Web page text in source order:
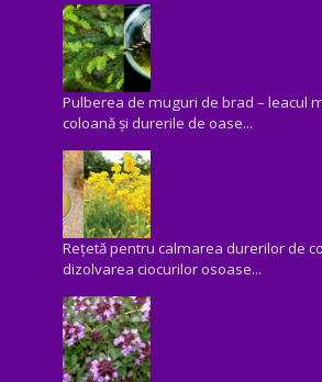
Pulberea de muguri de brad – leacul
coloană și durerile de oase...
Rețetă pentru calmarea durerilor de
dizolvarea ciocurilor osoase...